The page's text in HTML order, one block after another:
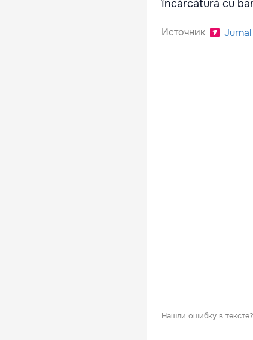
încărcătură cu
Источник Jurnal
Нашли ошибку в тексте?